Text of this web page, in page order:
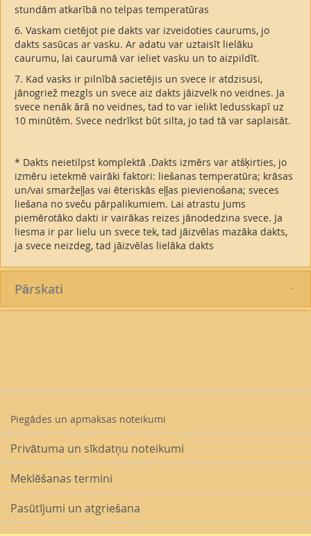
stundām atkarībā no telpas temperatūras
6. Vaskam cietējot pie dakts var izveidoties caurums, jo
dakts sasūcas ar vasku. Ar adatu var uztaisīt lielāku
caurumu, lai caurumā var ieliet vasku un to aizpildīt.
7. Kad vasks ir pilnībā sacietējis un svece ir atdzisusi,
jānogriež mezgls un svece aiz dakts jāizvelk no veidnes. Ja
svece nenāk ārā no veidnes, tad to var ielikt ledusskapī uz
10 minūtēm. Svece nedrīkst būt silta, jo tad tā var saplaisāt.
* Dakts neietilpst komplektā .Dakts izmērs var atšķirties, jo
izmēru ietekmē vairāki faktori: liešanas temperatūra; krāsas
un/vai smaržeļļas vai ēteriskās eļļas pievienošana; sveces
liešana no sveču pārpalikumiem. Lai atrastu Jums
piemērotāko dakti ir vairākas reizes jānodedzina svece. Ja
liesma ir par lielu un svece tek, tad jāizvēlas mazāka dakts,
ja svece neizdeg, tad jāizvēlas lielāka dakts
Pārskati
Piegādes un apmaksas noteikumi
Privātuma un sīkdatņu noteikumi
Meklēšanas termini
Pasūtījumi un atgriešana